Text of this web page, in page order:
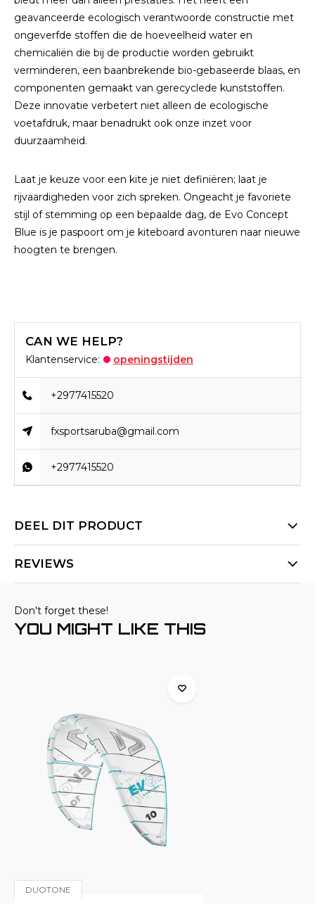
geavanceerde ecologisch verantwoorde constructie met
ongeverfde stoffen die de hoeveelheid water en
chemicaliën die bij de productie worden gebruikt
verminderen, een baanbrekende bio-gebaseerde blaas, en
componenten gemaakt van gerecyclede kunststoffen.
Deze innovatie verbetert niet alleen de ecologische
voetafdruk, maar benadrukt ook onze inzet voor
duurzaamheid.
Laat je keuze voor een kite je niet definiëren; laat je
rijvaardigheden voor zich spreken. Ongeacht je favoriete
stijl of stemming op een bepaalde dag, de Evo Concept
Blue is je paspoort om je kiteboard avonturen naar nieuwe
hoogten te brengen.
CAN WE HELP?
Klantenservice: openingstijden
+2977415520
fxsportsaruba@gmail.com
+2977415520
DEEL DIT PRODUCT
REVIEWS
Don't forget these!
YOU MIGHT LIKE THIS
DUOTONE